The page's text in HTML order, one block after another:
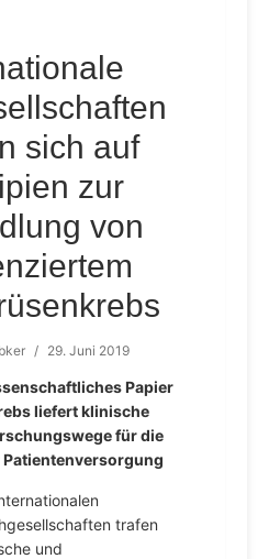
sich auf
zur
von
/ 29. Juni 2019
Papier
liefert klinische
für die
trafen
und